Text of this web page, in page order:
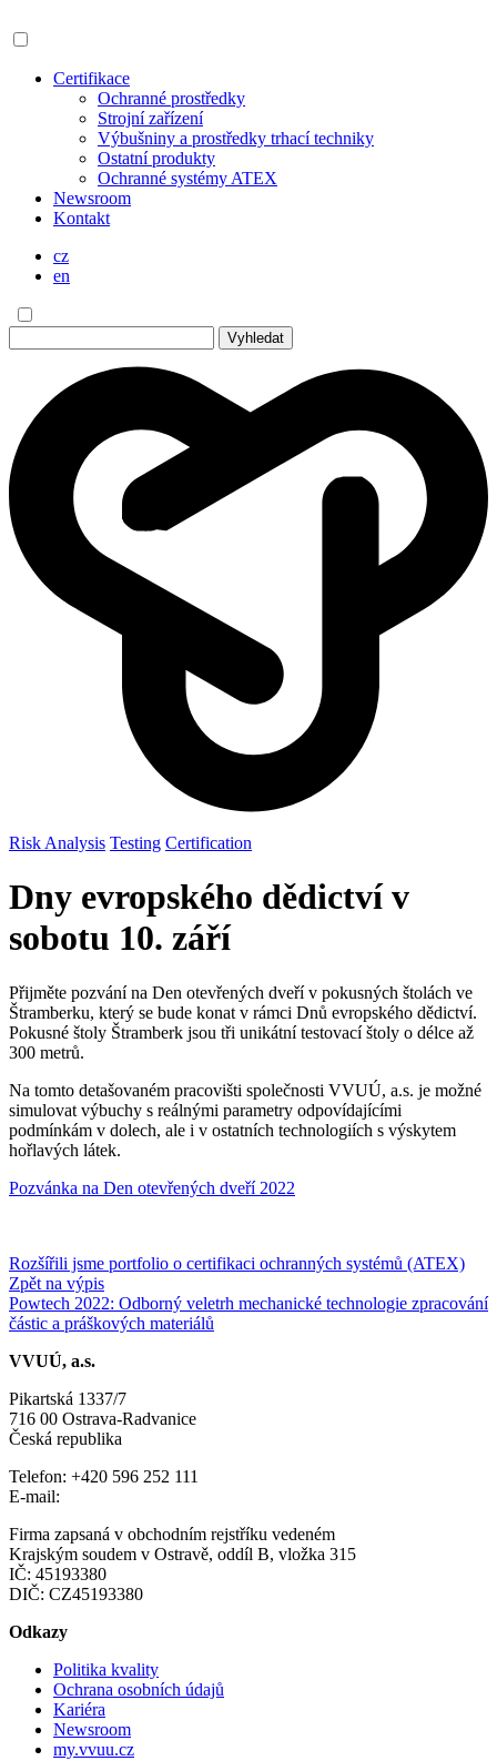
Certifikace
Ochranné prostředky
Strojní zařízení
Výbušniny a prostředky trhací techniky
Ostatní produkty
Ochranné systémy ATEX
Newsroom
Kontakt
cz
en
Risk Analysis Testing Certification
Dny evropského dědictví v
sobotu 10. září
Přijměte pozvání na Den otevřených dveří v pokusných štolách ve
Štramberku, který se bude konat v rámci Dnů evropského dědictví.
Pokusné štoly Štramberk jsou tři unikátní testovací štoly o délce až
300 metrů.
Na tomto detašovaném pracovišti společnosti VVUÚ, a.s. je možné
simulovat výbuchy s reálnými parametry odpovídajícími
podmínkám v dolech, ale i v ostatních technologiích s výskytem
hořlavých látek.
Pozvánka na Den otevřených dveří 2022
Rozšířili jsme portfolio o certifikaci ochranných systémů (ATEX)
Zpět na výpis
Powtech 2022: Odborný veletrh mechanické technologie zpracování
částic a práškových materiálů
VVUÚ, a.s.
Pikartská 1337/7
716 00 Ostrava-Radvanice
Česká republika
Telefon: +420 596 252 111
E-mail:
Firma zapsaná v obchodním rejstříku vedeném
Krajským soudem v Ostravě, oddíl B, vložka 315
IČ: 45193380
DIČ: CZ45193380
Odkazy
Politika kvality
Ochrana osobních údajů
Kariéra
Newsroom
my.vvuu.cz